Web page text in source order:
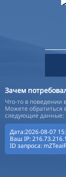
Зачем
Что-то в поведении
Можете обратиться
следующие данные:
Дата:2026-08-07
Ваш IP:
ID запроса: